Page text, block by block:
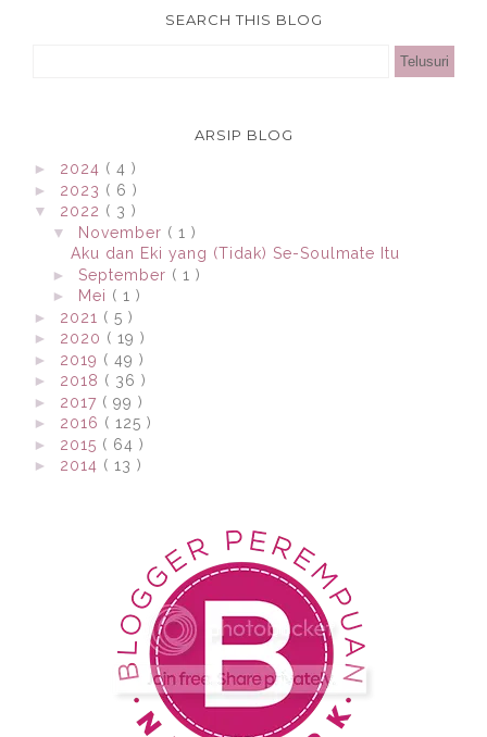
SEARCH THIS BLOG
ARSIP BLOG
► 2024 ( 4 )
► 2023 ( 6 )
▼
2022 ( 3 )
▼
November ( 1 )
Aku dan Eki yang (Tidak) Se-Soulmate Itu
► September ( 1 )
►
Mei ( 1 )
► 2021 ( 5 )
► 2020 ( 19 )
► 2019 ( 49 )
► 2018 ( 36 )
► 2017 ( 99 )
► 2016 ( 125 )
► 2015 ( 64 )
► 2014 ( 13 )